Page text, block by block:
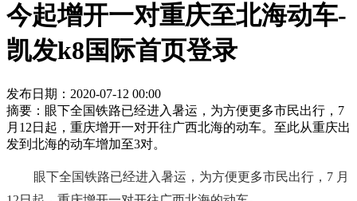
今起增开一对重庆至北海动车-
凯发k8国际首页登录
发布日期：2020-07-12 00:00
摘要：眼下全国铁路已经进入暑运，为方便更多市民出行，7
月12日起，重庆增开一对开往广西北海的动车。至此从重庆出
发到北海的动车增加至3对。
眼下全国铁路已经进入暑运，为方便更多市民出行，7 月